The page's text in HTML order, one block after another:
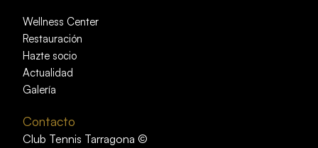
Wellness Center
Restauración
Hazte socio
Actualidad
Galería
Contacto
Club Tennis Tarragona ©